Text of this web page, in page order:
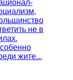
не в
жите...